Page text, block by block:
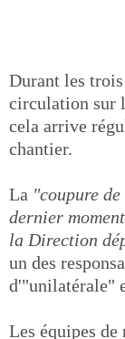
Durant les
circulation sur
cela arrive
chantier.
La "coupure
dernier
la Direction
un des
d'"unilatérale"
Les équipes